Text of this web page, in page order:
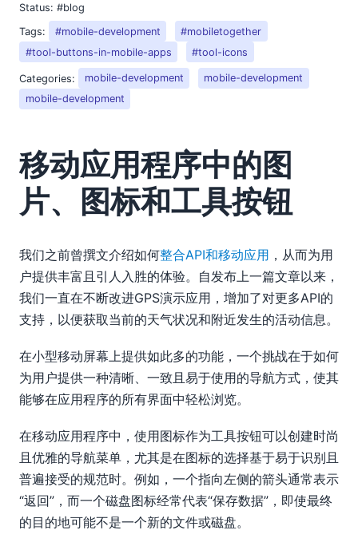
Status: #blog
Tags:
#mobile-development
#mobiletogether
#tool-buttons-in-mobile-apps
#tool-icons
Categories: mobile-development
mobile-development
mobile-development
移动应用程序中的图
片、图标和工具按钮
我们之前曾撰文介绍如何整合API和移动应用 ，从而为用
户提供丰富且引人入胜的体验。自发布上一篇文章以来，
我们一直在不断改进GPS演示应用，增加了对更多API的
支持，以便获取当前的天气状况和附近发生的活动信息。
在小型移动屏幕上提供如此多的功能，一个挑战在于如何
为用户提供一种清晰、一致且易于使用的导航方式，使其
能够在应用程序的所有界面中轻松浏览。
在移动应用程序中，使用图标作为工具按钮可以创建时尚
且优雅的导航菜单，尤其是在图标的选择基于易于识别且
普遍接受的规范时。例如，一个指向左侧的箭头通常表示
“返回”，而一个磁盘图标经常代表“保存数据”，即使最终
的目的地可能不是一个新的文件或磁盘。